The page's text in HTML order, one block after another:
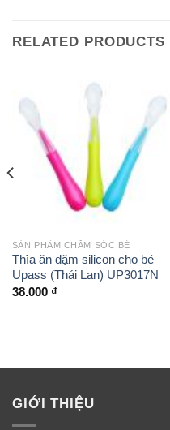
RELATED PRODUCTS
SẢN PHẨM CHĂM SÓC BÉ
Thìa ăn dặm silicon cho bé
Upass (Thái Lan) UP3017N
38.000 ₫
GIỚI THIỆU